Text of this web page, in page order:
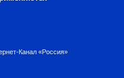
Канал «Россия»